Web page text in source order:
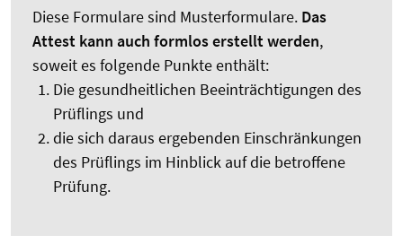
Diese Formulare sind Musterformulare. Das
Attest kann auch formlos erstellt werden,
soweit es folgende Punkte enthält:
Die gesundheitlichen Beeinträchtigungen des
Prüflings und
die sich daraus ergebenden Einschränkungen
des Prüflings im Hinblick auf die betroffene
Prüfung.